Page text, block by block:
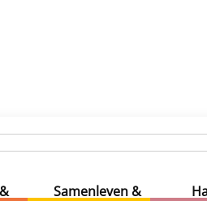
Samenleven &
noodsituaties?
noodsituaties?